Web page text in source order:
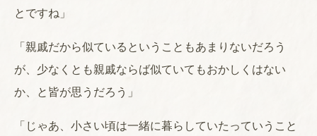
とですね」
「親戚だから似ているということもあまりないだろう
が、少なくとも親戚ならば似ていてもおかしくはない
か、と皆が思うだろう」
「じゃあ、小さい頃は一緒に暮らしていたっていうこと